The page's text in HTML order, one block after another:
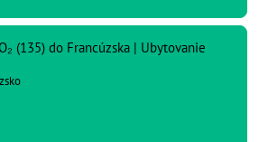
(135) do Francúzska | Ubytovanie